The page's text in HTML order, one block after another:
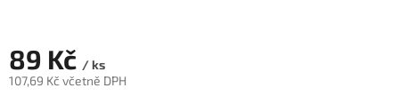
89 Kč / ks
107,69 Kč včetně DPH